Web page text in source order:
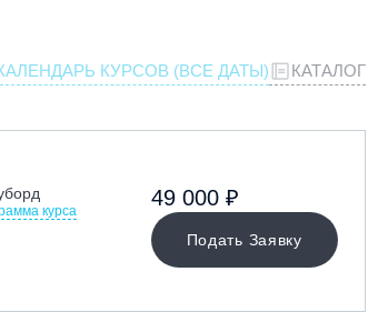
КУРСОВ (ВСЕ ДАТЫ) КАТАЛОГ
курса
Подать Заявку
49 000 ₽